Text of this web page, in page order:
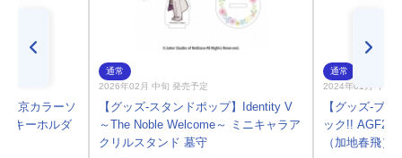
東京カラーソ
キーホルダ
通常
2026年02月 中旬 発売予定
【グッズ-スタンドポップ】Identity V
～The Noble Welcome～ ミニキャラア
クリルスタンド 墓守
通常
2024年01月 中 発
【グッズ-ブ
ック!!
（加地春飛）